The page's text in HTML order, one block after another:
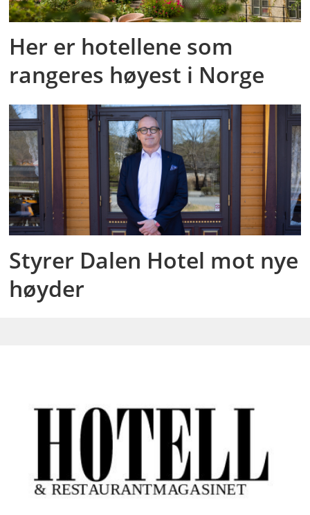
Her er hotellene som
rangeres høyest i Norge
Styrer Dalen Hotel mot nye
høyder